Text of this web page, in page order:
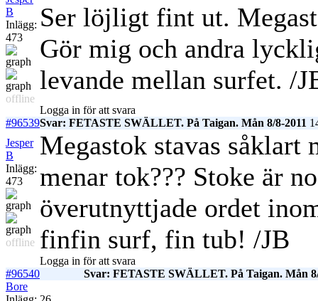
B
Inlägg:
473
offline
Ser löjligt fint ut.
Gör mig och andra
levande mellan surfet. /
Logga in för att svara
#96539Svar: FETASTE SWÄLLET. På Taigan. Mån 8/8-2011
Jesper
B
Inlägg:
473
offline
Megastok stavas såklart
menar tok??? Stoke är
överutnyttjade ordet
finfin surf, fin tub! /JB
Logga in för att svara
#96540
Svar: FETASTE SWÄLLET. På Taigan. Mån
Bore